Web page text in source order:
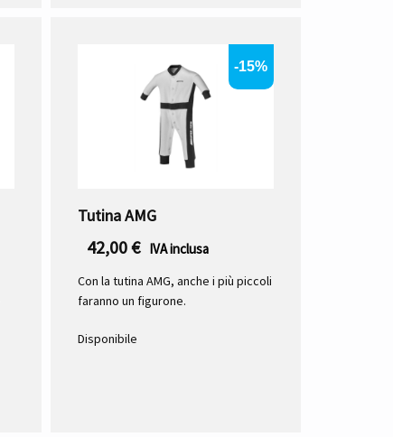
-15%
Tutina AMG
42,00€ IVA inclusa
Con la tutina AMG, anche i più piccoli
faranno un figurone.
Disponibile